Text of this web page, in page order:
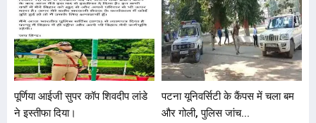
पूर्णिया आईजी सुपर कॉप शिवदीप लांडे
ने इस्तीफा दिया।
पटना यूनिवर्सिटी के कैंपस में चला बम
और गोली, पुलिस जांच...